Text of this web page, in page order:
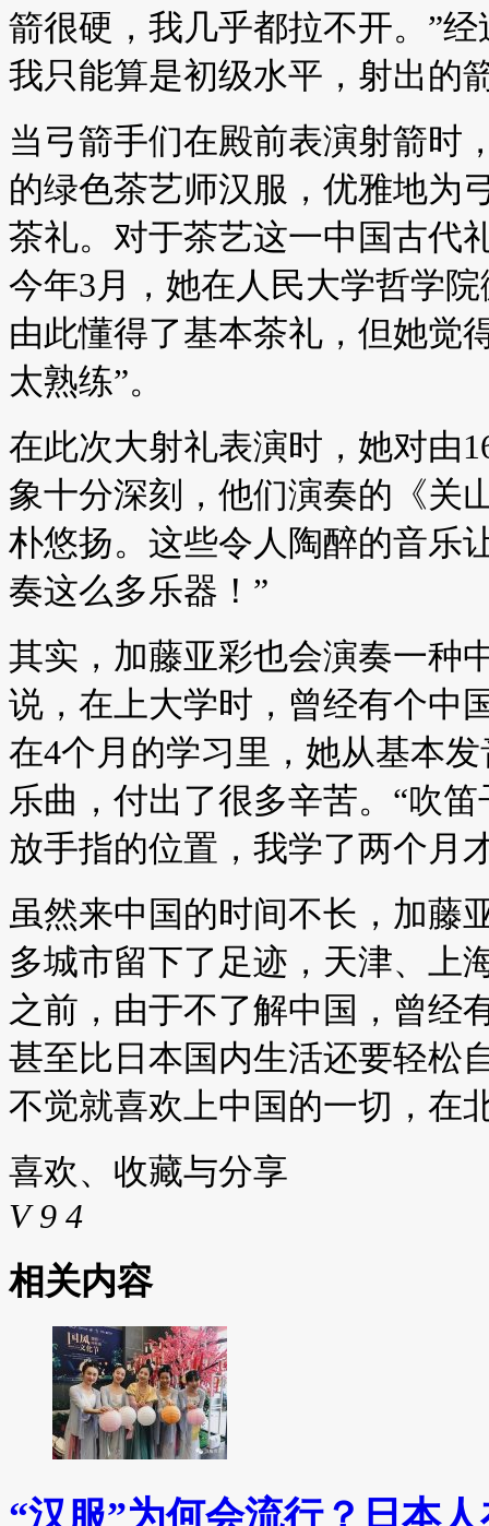
箭很硬，我几乎都拉不开。”
我只能算是初级水平，射出的
当弓箭手们在殿前表演射箭时
的绿色茶艺师汉服，优雅地为
茶礼。对于茶艺这一中国古代
今年3月，她在人民大学哲学
由此懂得了基本茶礼，但她觉
太熟练”。
在此次大射礼表演时，她对由
象十分深刻，他们演奏的《关
朴悠扬。这些令人陶醉的音乐
奏这么多乐器！”
其实，加藤亚彩也会演奏一
说，在上大学时，曾经有个中
在4个月的学习里，她从基本
乐曲，付出了很多辛苦。“吹
放手指的位置，我学了两个月
虽然来中国的时间不长，加藤
多城市留下了足迹，天津、
之前，由于不了解中国，曾经
甚至比日本国内生活还要轻松
不觉就喜欢上中国的一切，在
喜欢、收藏与分享
V 9 4
相关内容
“汉服”为何会流行？日本